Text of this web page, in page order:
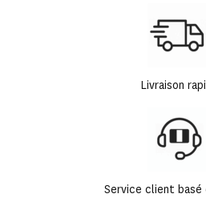
Livraison
Service client basé